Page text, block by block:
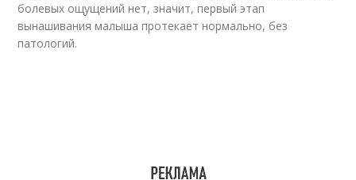
болевых ощущений нет, значит, первый этап
вынашивания малыша протекает нормально, без
патологий.